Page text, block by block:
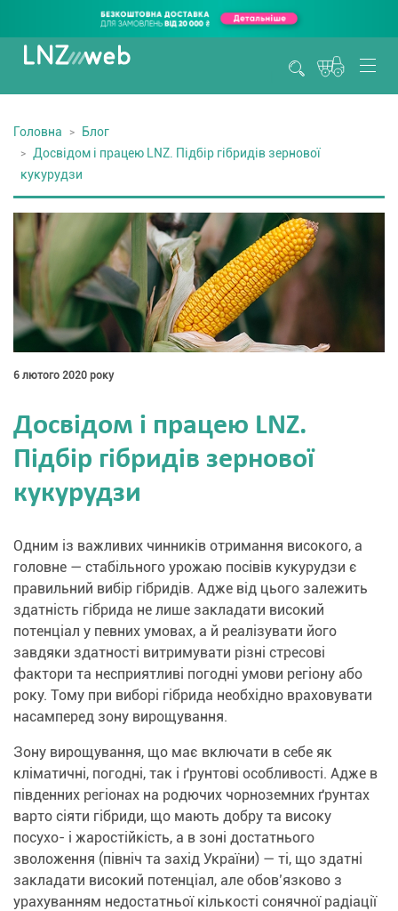
Головна
Блог
Досвідом і працею LNZ. Підбір гібридів зернової
кукурудзи
6 лютого 2020 року
Досвідом і працею LNZ.
Підбір гібридів зернової
кукурудзи
Одним із важливих чинників отримання високого, а
головне — стабільного урожаю посівів кукурудзи є
правильний вибір гібридів. Адже від цього залежить
здатність гібрида не лише закладати високий
потенціал у певних умовах, а й реалізувати його
завдяки здатності витримувати різні стресові
фактори та несприятливі погодні умови регіону або
року. Тому при виборі гібрида необхідно враховувати
насамперед зону вирощування.
Зону вирощування, що має включати в себе як
кліматичні, погодні, так і ґрунтові особливості. Адже в
південних регіонах на родючих чорноземних ґрунтах
варто сіяти гібриди, що мають добру та високу
посухо- і жаростійкість, а в зоні достатнього
зволоження (північ та захід України) — ті, що здатні
закладати високий потенціал, але обов’язково з
урахуванням недостатньої кількості сонячної радіації